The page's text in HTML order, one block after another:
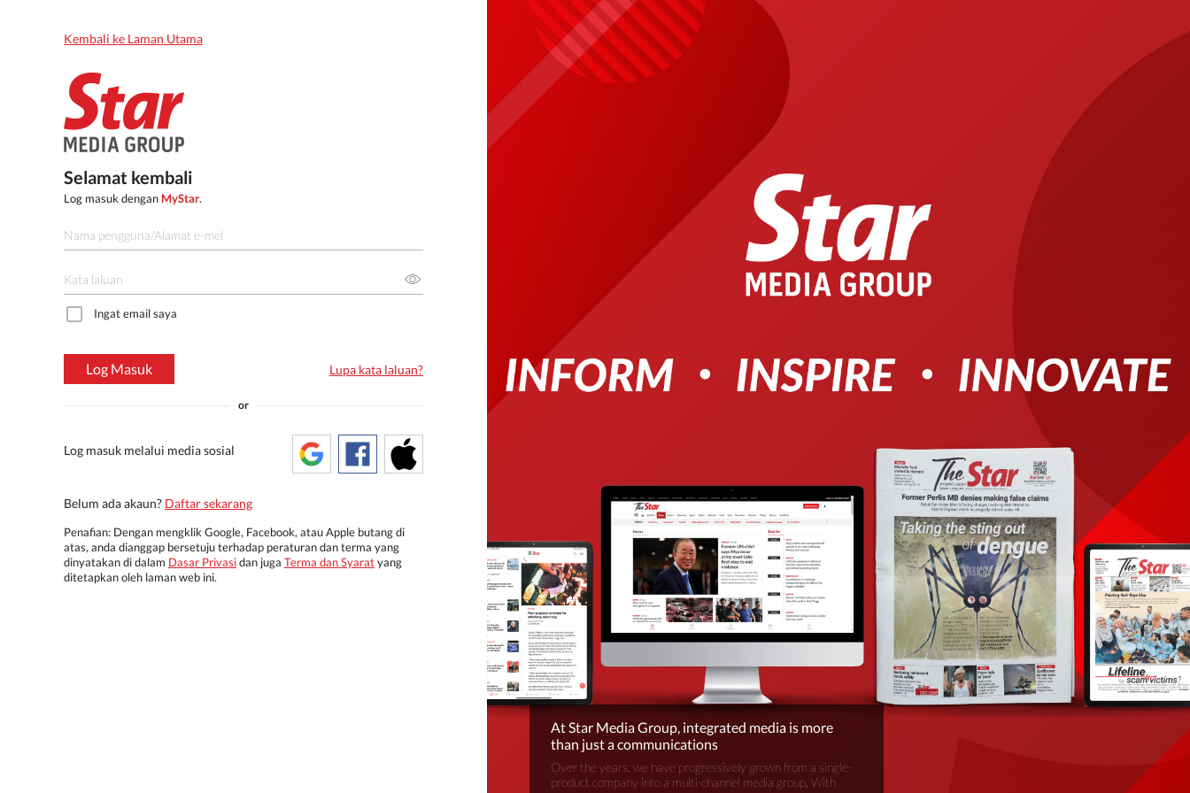
Kembali ke Laman Utama
Selamat kembali
Log masuk dengan MyStar.
Ingat email saya
Log Masuk Lupa kata laluan?
or
Log masuk melalui media sosial
Belum ada akaun? Daftar sekarang
Penafian: Dengan mengklik Google, Facebook, atau Apple butang di
atas, anda dianggap bersetuju terhadap peraturan dan terma yang
dinyatakan di dalam Dasar Privasidan juga Terma dan Syaratyang
ditetapkan oleh laman web ini.
At Star Media Group, integrated media is more
than just a communications
Over the years, we have progressively grown from a single-
product company into a multi-channel media group. With